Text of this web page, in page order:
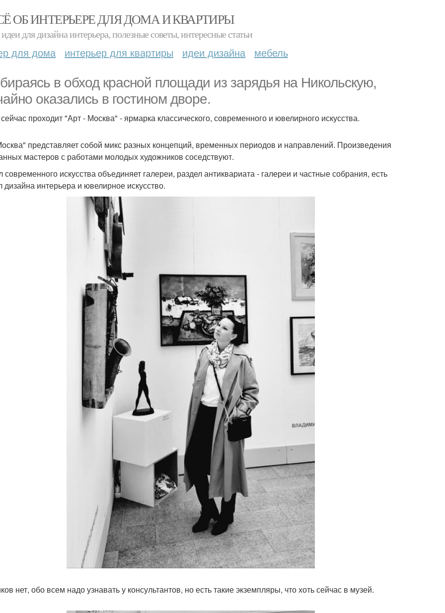
ОБ ИНТЕРЬЕРЕ ДЛЯ ДОМА И КВАРТИРЫ
для дизайна интерьера, полезные советы, интересные статьи
для дома интерьер для квартиры идеи дизайна мебель
в обход красной площади из зарядья на Никольскую,
оказались в гостином дворе.
проходит "Арт - Москва" - ярмарка классического, современного и ювелирного искусства.
представляет собой микс разных концепций, временных периодов и направлений. Произведения
мастеров с работами молодых художников соседствуют.
современного искусства объединяет галереи, раздел антиквариата - галереи и частные собрания, есть
дизайна интерьера и ювелирное искусство.
нет, обо всем надо узнавать у консультантов, но есть такие экземпляры, что хоть сейчас в музей.